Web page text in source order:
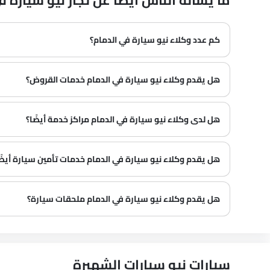
كم عدد وكلاء نيو سيارة في الدمام؟
هل يقدم وكلاء نيو سيارة في الدمام خدمات القروض؟
هل لدى وكلاء نيو سيارة في الدمام مراكز خدمة أيضًا؟
هل يقدم وكلاء نيو سيارة في الدمام خدمات تأمين سيارة
هل يقدم وكلاء نيو سيارة في الدمام ملحقات سيارة؟
سيارات نيو سيارات الشهيرة